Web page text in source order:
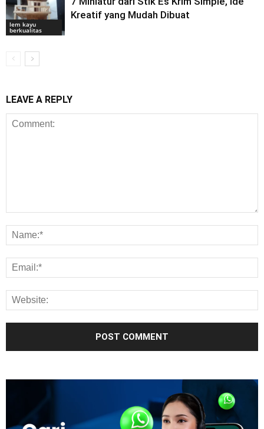
lem kayu
berkualitas
Kreatif yang Mudah Dibuat
LEAVE A REPLY